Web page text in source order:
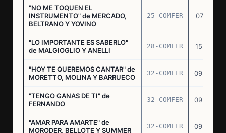
"NO ME TOQUEN EL
INSTRUMENTO" de MERCADO,
BELTRANO Y YOVINO
25-COMFER 07.07.76
"LO IMPORTANTE ES SABERLO"
de MALGIOGLIO Y ANELLI
28-COMFER 15.07.76
"HOY TE QUEREMOS CANTAR" de
MORETTO, MOLINA Y BARRUECO
32-COMFER 09.09.76
"TENGO GANAS DE TI" de
FERNANDO
32-COMFER 09.09.76
"AMAR PARA AMARTE" de
MORODER, BELLOTE Y SUMMER
32-COMFER 09.09.76